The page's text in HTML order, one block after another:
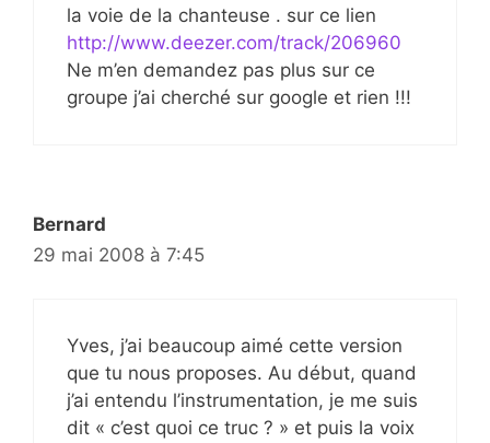
la voie de la chanteuse . sur ce lien
http://www.deezer.com/track/206960
Ne m’en demandez pas plus sur ce
groupe j’ai cherché sur google et rien !!!
Bernard
29 mai 2008 à 7:45
Yves, j’ai beaucoup aimé cette version
que tu nous proposes. Au début, quand
j’ai entendu l’instrumentation, je me suis
dit « c’est quoi ce truc ? » et puis la voix